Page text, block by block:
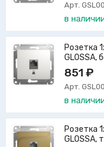
Арт.
в
Розетка
GLOSSA,
851 ₽
Арт.
в
Розетка
GLOSSA,